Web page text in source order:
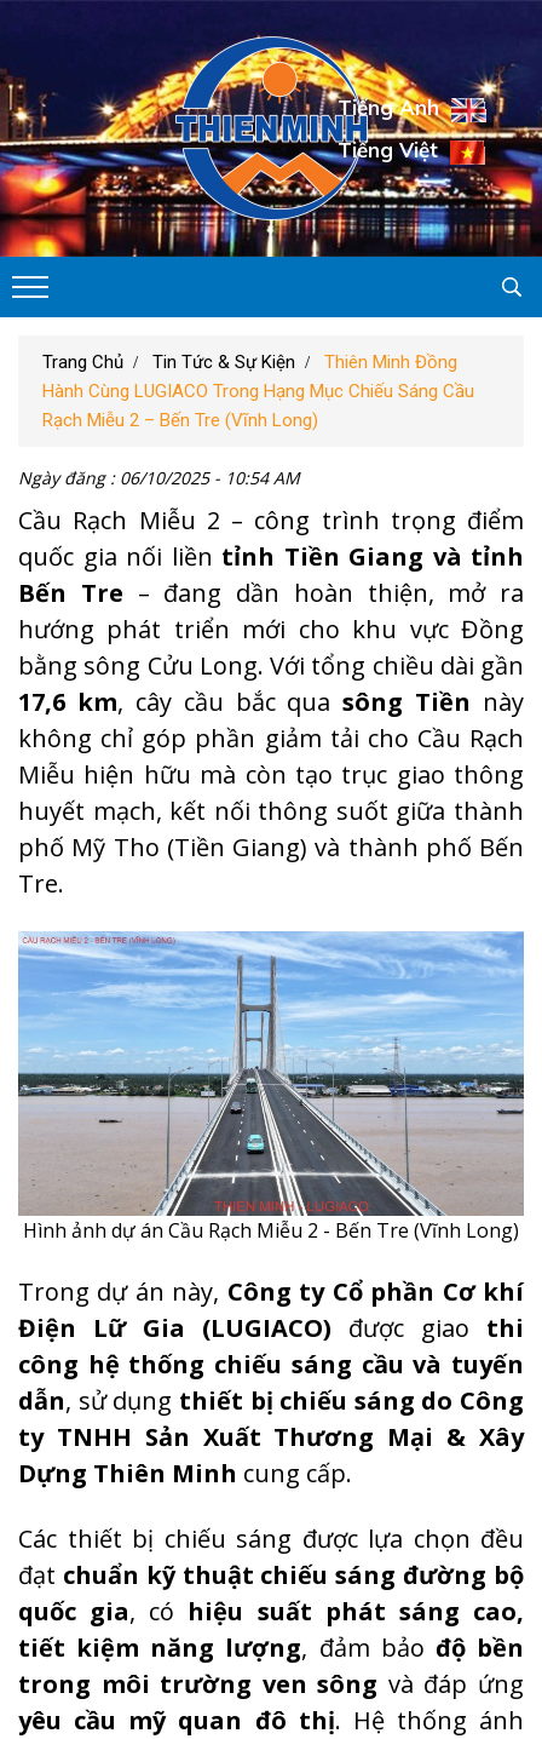
Tiếng Anh
Tiếng Việt
Trang Chủ Tin Tức & Sự Kiện
Thiên Minh Đồng
Hành Cùng LUGIACO Trong Hạng Mục Chiếu Sáng Cầu
Rạch Miễu 2 – Bến Tre (Vĩnh Long)
Ngày đăng : 06/10/2025 - 10:54 AM
Cầu Rạch Miễu 2 – công trình trọng điểm
quốc gia nối liền tỉnh Tiền Giang và tỉnh
Bến Tre – đang dần hoàn thiện, mở ra
hướng phát triển mới cho khu vực Đồng
bằng sông Cửu Long. Với tổng chiều dài gần
17,6 km, cây cầu bắc quasông Tiền này
không chỉ góp phần giảm tải cho Cầu Rạch
Miễu hiện hữu mà còn tạo trục giao thông
huyết mạch, kết nối thông suốt giữa thành
phố Mỹ Tho (Tiền Giang) và thành phố Bến
Tre.
Hình ảnh dự án Cầu Rạch Miễu 2 - Bến Tre (Vĩnh Long)
Trong dự án này, Công ty Cổ phần Cơ khí
Điện Lữ Gia (LUGIACO) được giao thi
công hệ thống chiếu sáng cầu và tuyến
dẫn, sử dụng thiết bị chiếu sáng do Công
ty TNHH Sản Xuất Thương Mại & Xây
Dựng Thiên Minh cung cấp.
Các thiết bị chiếu sáng được lựa chọn đều
đạt chuẩn kỹ thuật chiếu sáng đường bộ
quốc gia, có hiệu suất phát sáng cao,
tiết kiệm năng lượng, đảm bảo độ bền
trong môi trường ven sông và đáp ứng
yêu cầu mỹ quan đô thị. Hệ thống ánh